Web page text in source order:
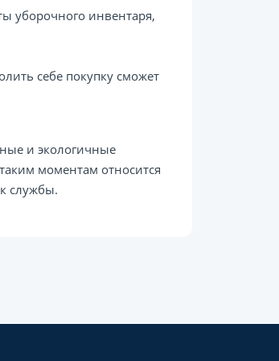
уборочного инвентаря,
себе покупку сможет
и экологичные
моментам относится
службы.